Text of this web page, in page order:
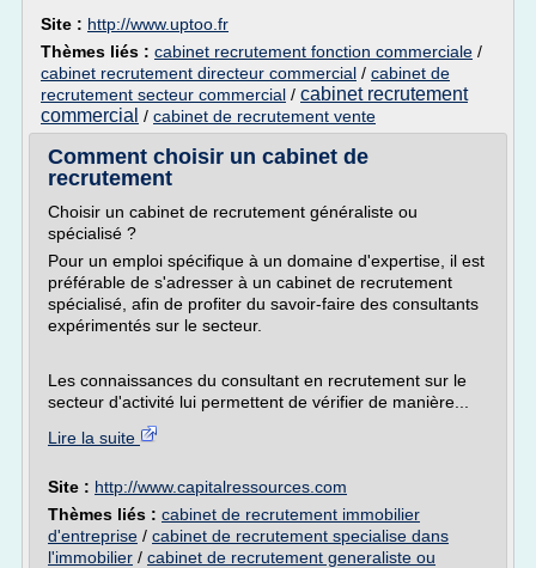
Site : http://www.uptoo.fr
Thèmes liés : cabinet recrutement fonction commerciale /
cabinet recrutement directeur commercial / cabinet de
recrutement secteur commercial / cabinet recrutement
commercial / cabinet de recrutement vente
Comment choisir un cabinet de
recrutement
Choisir un cabinet de recrutement généraliste ou
spécialisé ?
Pour un emploi spécifique à un domaine d'expertise, il est
préférable de s'adresser à un cabinet de recrutement
spécialisé, afin de profiter du savoir-faire des consultants
expérimentés sur le secteur.
Les connaissances du consultant en recrutement sur le
secteur d'activité lui permettent de vérifier de manière...
Lire la suite
Site : http://www.capitalressources.com
Thèmes liés : cabinet de recrutement immobilier
d'entreprise / cabinet de recrutement specialise dans
l'immobilier / cabinet de recrutement generaliste ou